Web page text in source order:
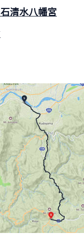
清水八幡宮